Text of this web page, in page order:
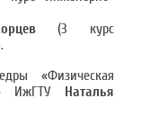
(3 курс
«Физическая
ИжГТУ Наталья